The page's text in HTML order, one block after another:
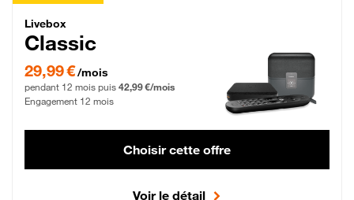
Livebox Classic Fibre
Livebox
Classic
29,99 € par mois pendant 12 mois puis 42,99 € par mois, Engagement 12 mois
29,99 €/mois
pendant 12 mois puis 42,99 €/mois
Engagement 12 mois
Choisir cette offre
Voir le détail